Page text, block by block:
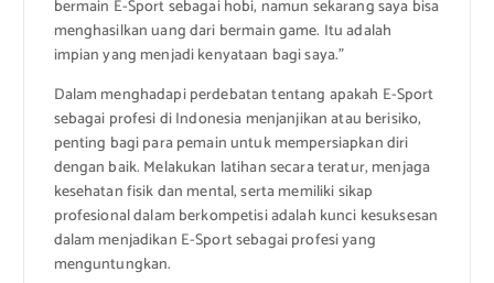
bermain E-Sport sebagai hobi, namun sekarang saya bisa
menghasilkan uang dari bermain game. Itu adalah
impian yang menjadi kenyataan bagi saya.”
Dalam menghadapi perdebatan tentang apakah E-Sport
sebagai profesi di Indonesia menjanjikan atau berisiko,
penting bagi para pemain untuk mempersiapkan diri
dengan baik. Melakukan latihan secara teratur, menjaga
kesehatan fisik dan mental, serta memiliki sikap
profesional dalam berkompetisi adalah kunci kesuksesan
dalam menjadikan E-Sport sebagai profesi yang
menguntungkan.